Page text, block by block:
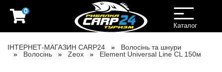
0
Toggle
navigation
Каталог
ІНТЕРНЕТ-МАГАЗИН CARP24
Волосінь та шнури
Волосінь
Zeox Element Universal Line CL 150м